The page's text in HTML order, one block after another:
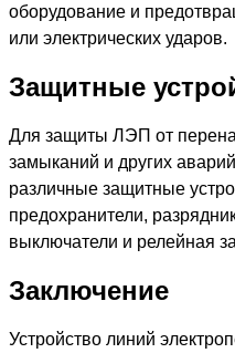
оборудование и
или электрических ударов.
Защитные
Для защиты ЛЭП от
замыканий и других
различные защитные
предохранители,
выключатели и релейная
Заключение
Устройство линий